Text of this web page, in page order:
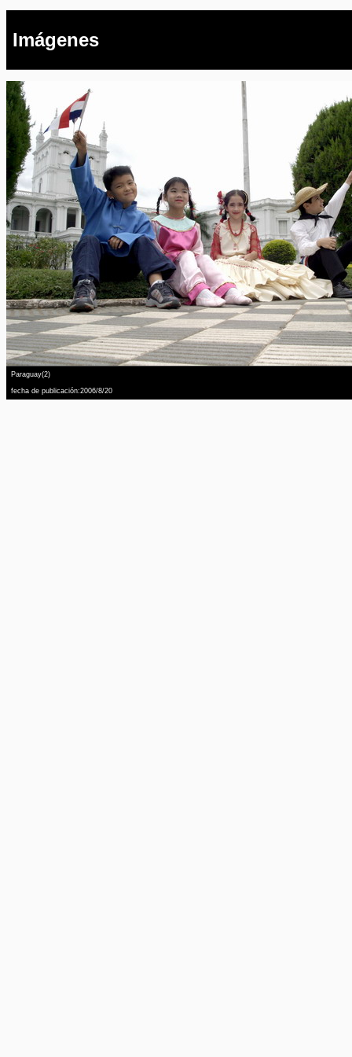
Imágenes
Paraguay(2)
fecha de publicación:2006/8/20